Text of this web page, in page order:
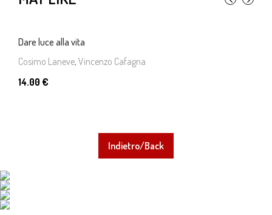
Dare luce alla vita
Cosimo Laneve, Vincenzo Cafagna
14.00 €
Indietro/Back